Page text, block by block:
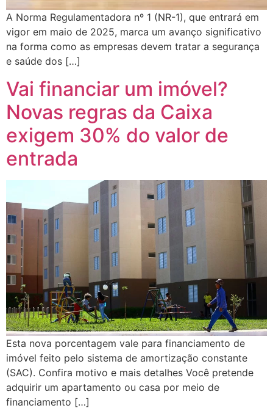
A Norma Regulamentadora nº 1 (NR-1), que entrará em
vigor em maio de 2025, marca um avanço significativo
na forma como as empresas devem tratar a segurança
e saúde dos […]
Vai financiar um imóvel?
Novas regras da Caixa
exigem 30% do valor de
entrada
Esta nova porcentagem vale para financiamento de
imóvel feito pelo sistema de amortização constante
(SAC). Confira motivo e mais detalhes Você pretende
adquirir um apartamento ou casa por meio de
financiamento […]